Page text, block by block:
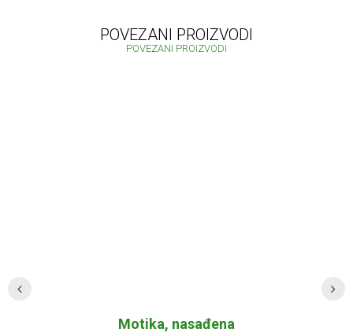
POVEZANI PROIZVODI
POVEZANI PROIZVODI
Motika, nasađena